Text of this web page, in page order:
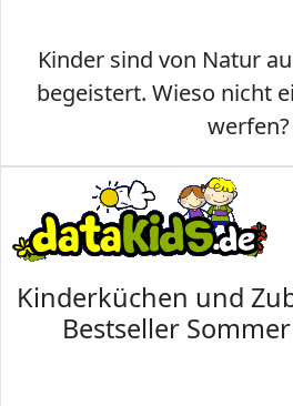
Kinder sind von Natur
begeistert. Wieso nicht
werfen?
Kinderküchen und
Bestseller